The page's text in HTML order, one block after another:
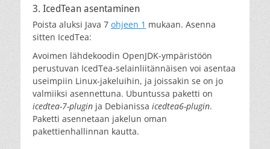
3. IcedTean asentaminen
Poista aluksi Java 7 ohjeen 1 mukaan. Asenna
sitten IcedTea:
Avoimen lähdekoodin OpenJDK-ympäristöön
perustuvan IcedTea-selainliitännäisen voi asentaa
useimpiin Linux-jakeluihin, ja joissakin se on jo
valmiiksi asennettuna. Ubuntussa paketti on
icedtea-7-plugin ja Debianissa icedtea6-plugin.
Paketti asennetaan jakelun oman
pakettienhallinnan kautta.